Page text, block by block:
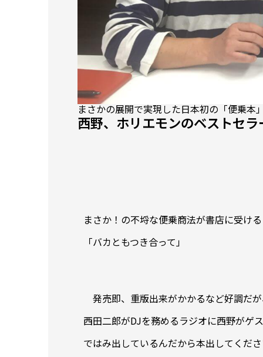
まさかの展開で実現した日本初の「便乗本
西野、ホリエモンのベストセ
まさか！の不埒な便乗商法が書店に受け
「バカともつき合って」
発売即、重版出来がかかるなど好調だ
西田二郎がDJを務めるラジオに西野がゲ
ではみ出しているんだから本出してくだ